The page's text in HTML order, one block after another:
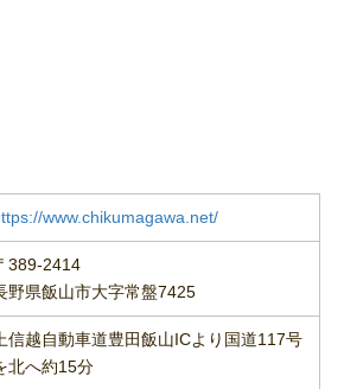
www.chikumagawa.net/
389-2414
野県飯山市大字常盤7425
信越自動車道豊田飯山ICより国道117号
北へ約15分